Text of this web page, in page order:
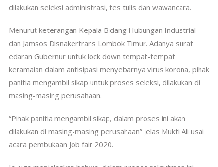
dilakukan seleksi administrasi, tes tulis dan wawancara.
Menurut keterangan Kepala Bidang Hubungan Industrial
dan Jamsos Disnakertrans Lombok Timur. Adanya surat
edaran Gubernur untuk lock down tempat-tempat
keramaian dalam antisipasi menyebarnya virus korona, pihak
panitia mengambil sikap untuk proses seleksi, dilakukan di
masing-masing perusahaan.
“Pihak panitia mengambil sikap, dalam proses ini akan
dilakukan di masing-masing perusahaan” jelas Mukti Ali usai
acara pembukaan Job fair 2020.